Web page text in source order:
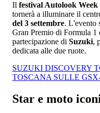
Il festival Autolook
tornerà a illuminare il
del 3 settembre. L'evento
Gran Premio di Formula 1
partecipazione di Suzuki,
dedicata alle due ruote.
SUZUKI DISCOVERY
TOSCANA SULLE
Star e moto